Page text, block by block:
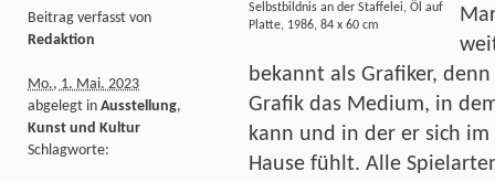
Selbstbildnis an der Staffelei, Öl auf
Platte, 1986, 84 x 60 cm
bekannt als Grafiker,
Grafik das Medium, in
kann und in der er sich
Hause fühlt. Alle
Beitrag verfasst von
Redaktion
Mo., 1. Mai. 2023
abgelegt in Ausstellung,
Kunst und Kultur
Schlagworte: